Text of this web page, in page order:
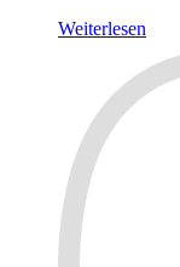
Weiterlesen